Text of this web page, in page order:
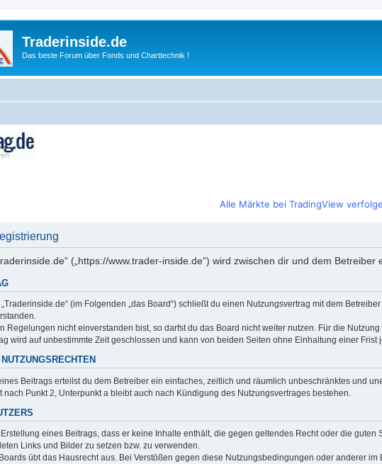
Traderinside.de
Das beste Forum über Fonds und Charttechnik !
Alle Märkte bei TradingView
(„https://www.trader-inside.de“) wird zwischen dir und dem
„Traderinside.de“ (im Folgenden „das Board“) schließt du einen Nutzungsvertrag mit dem
Regelungen nicht einverstanden bist, so darfst du das Board nicht weiter nutzen. Für die
wird auf unbestimmte Zeit geschlossen und kann von beiden Seiten ohne Einhaltung einer Frist
Beitrags erteilst du dem Betreiber ein einfaches, zeitlich und räumlich unbeschränktes und
nach Punkt 2, Unterpunkt a bleibt auch nach Kündigung des Nutzungsvertrages bestehen.
eines Beitrags, dass er keine Inhalte enthält, die gegen geltendes Recht oder die
Links und Bilder zu setzen bzw. zu verwenden.
übt das Hausrecht aus. Bei Verstößen gegen diese Nutzungsbedingungen oder anderer